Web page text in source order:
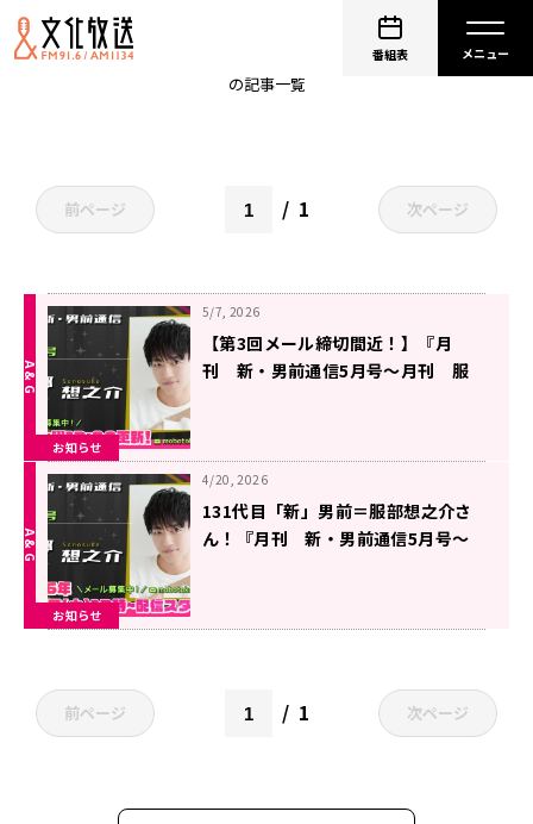
番組表
の記事一覧
前ページ 1 次ページ
お知らせ
5/7, 2026
【第3回メール締切間近！】『月
刊 新・男前通信5月号～月刊 服
お知らせ
4/20, 2026
131代目「新」男前＝服部想之介さ
ん！『月刊 新・男前通信5月号～
前ページ 1 次ページ